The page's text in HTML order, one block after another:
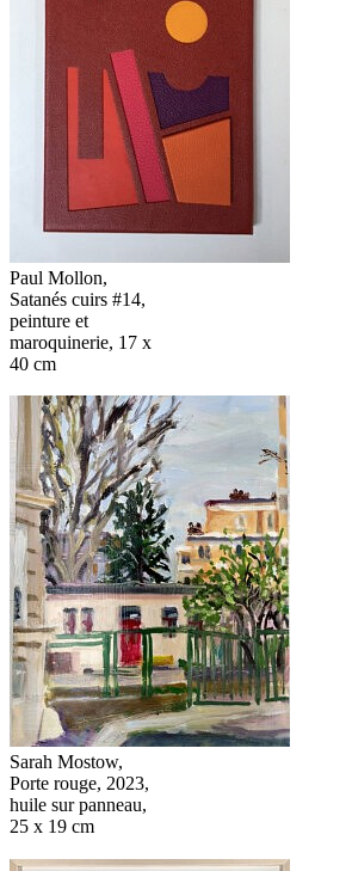
Paul Mollon,
Satanés cuirs #14,
peinture et
maroquinerie, 17 x
40 cm
Sarah Mostow,
Porte rouge, 2023,
huile sur panneau,
25 x 19 cm